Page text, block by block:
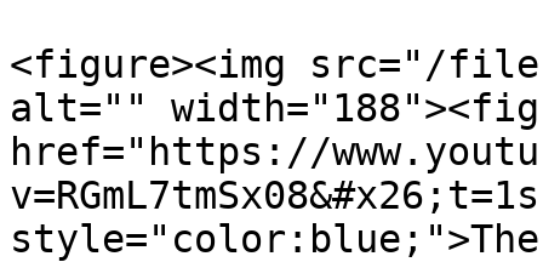
<figure><img src="/files/
alt=""
href="https://
style="color:blue;">The